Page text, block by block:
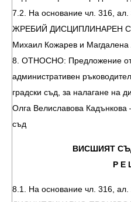
7.2. На основание чл. 316,
ЖРЕБИЙ ДИСЦИПЛИНАРЕН
Михаил Кожарев и Магдалена
8. ОТНОСНО: Предложение
административен
градски съд, за налагане на
Олга Велиславова Кадънкова
съд
ВИСШИЯТ
Р Е
8.1. На основание чл. 316,